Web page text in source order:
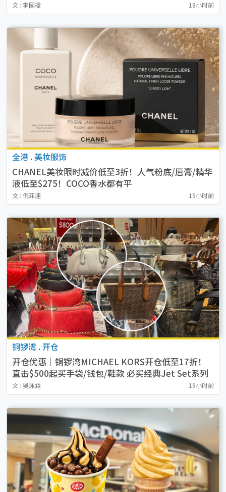
文 : 李國樑 18小时前
全港 . 美妆服饰
CHANEL美妆限时减价低至3折！人气粉底/唇膏/精华
液低至$275！COCO香水都有平
文 : 倪菲連 19小时前
铜锣湾 . 开仓
开仓优惠｜铜锣湾MICHAEL KORS开仓低至17折！
直击$500起买手袋/钱包/鞋款 必买经典Jet Set系列
文 : 吳泳霖 19小时前